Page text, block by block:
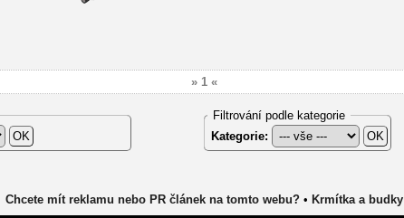
» 1 «
Filtrování podle kategorie
Kategorie:
Chcete mít reklamu nebo PR článek na tomto webu?• Krmítka a budky